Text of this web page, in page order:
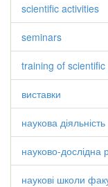
scientific activities
seminars
training of
виставки
наукова діяльність
науково-дослідна
наукові школи